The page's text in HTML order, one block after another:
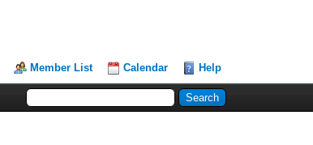
Member List Calendar Help